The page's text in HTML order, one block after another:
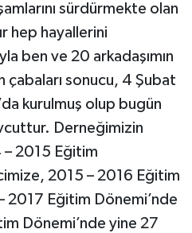
sürdürmekte olan
hep hayallerini
ben ve 20 arkadaşımın
çabaları sonucu, 4 Şubat
kurulmuş olup bugün
Derneğimizin
– 2015 Eğitim
2015 – 2016 Eğitim
2017 Eğitim Dönemi’nde
Dönemi’nde yine 27